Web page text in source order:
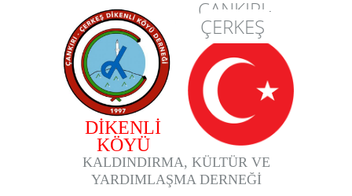
ÇANKIRI-
ÇERKEŞ
DİKENLİ
KÖYÜ
KALDINDIRMA, KÜLTÜR VE
YARDIMLAŞMA DERNEĞİ